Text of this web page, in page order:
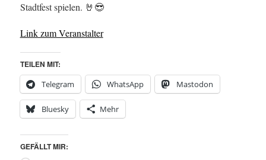
Stadtfest spielen. 🤘😎
Link zum Veranstalter
TEILEN MIT:
Telegram
WhatsApp Mastodon
Bluesky Mehr
GEFÄLLT MIR: